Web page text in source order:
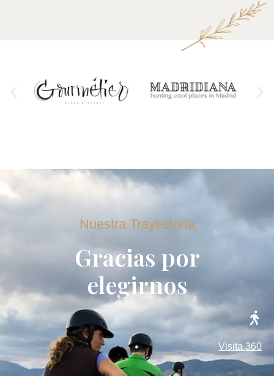
Nuestra Trayectoria
Gracias por
elegirnos
Visita 360